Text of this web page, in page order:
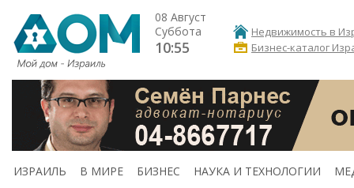
08 Август
Суббота
10:55
Недвижимость в
Бизнес-каталог
ИЗРАИЛЬ В МИРЕ БИЗНЕС НАУКА И ТЕХНОЛОГИИ